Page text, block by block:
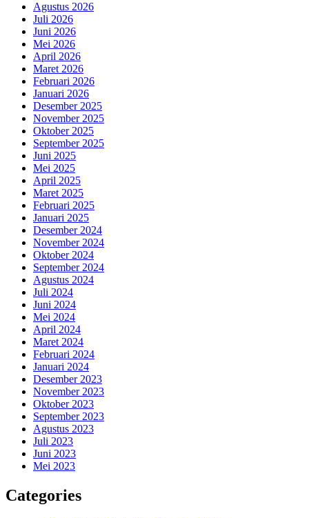
Agustus 2026
Juli 2026
Juni 2026
Mei 2026
April 2026
Maret 2026
Februari 2026
Januari 2026
Desember 2025
November 2025
Oktober 2025
September 2025
Juni 2025
Mei 2025
April 2025
Maret 2025
Februari 2025
Januari 2025
Desember 2024
November 2024
Oktober 2024
September 2024
Agustus 2024
Juli 2024
Juni 2024
Mei 2024
April 2024
Maret 2024
Februari 2024
Januari 2024
Desember 2023
November 2023
Oktober 2023
September 2023
Agustus 2023
Juli 2023
Juni 2023
Mei 2023
Categories